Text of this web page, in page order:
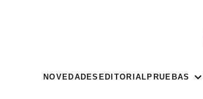
NOVEDADES EDITORIAL PRUEBAS